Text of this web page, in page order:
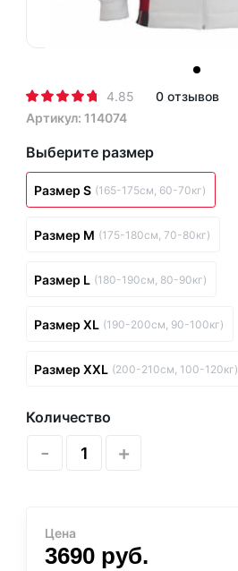
4.85
0 отзывов
Артикул: 114074
Выберите размер
Размер S (165-175см, 60-70кг)
Размер M (175-180см, 70-80кг)
Размер L (180-190см, 80-90кг)
Размер XL (190-200см, 90-100кг)
Размер XXL (200-210см, 100-120кг)
Количество
- +
Цена
3690 руб.